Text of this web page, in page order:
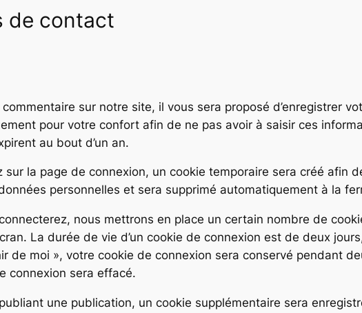
de contact
sur notre site, il vous sera proposé d’enregistrer
pour votre confort afin de ne pas avoir à saisir ces
au bout d’un an.
sur la page de connexion, un cookie temporaire sera créé afin
personnelles et sera supprimé automatiquement à la
nous mettrons en place un certain nombre de
La durée de vie d’un cookie de connexion est de deux
de moi », votre cookie de connexion sera conservé pendant
connexion sera effacé.
une publication, un cookie supplémentaire sera